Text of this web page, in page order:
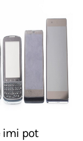
imi pot